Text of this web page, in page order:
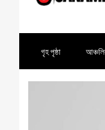
গৃহ পৃষ্ঠা